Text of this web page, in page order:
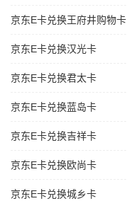
京东E卡兑换王府井购物卡
京东E卡兑换汉光卡
京东E卡兑换君太卡
京东E卡兑换蓝岛卡
京东E卡兑换吉祥卡
京东E卡兑换欧尚卡
京东E卡兑换城乡卡